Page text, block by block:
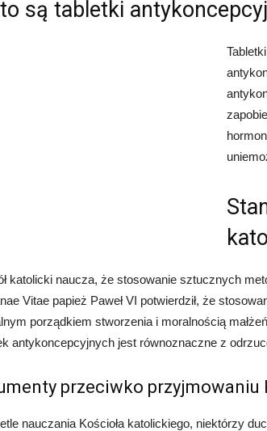
są tabletki
katolicki naucza, że stosowanie sztucznych
Vitae papież Paweł VI potwierdził, że
porządkiem stworzenia i moralnością
antykoncepcyjnych jest równoznaczne z
przeciwko przyjmowaniu
nauczania Kościoła katolickiego, niektórzy